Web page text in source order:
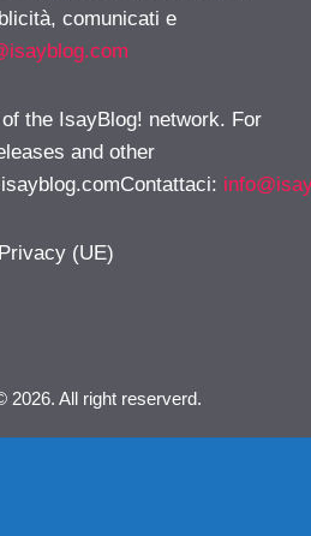
comunicati e
the IsayBlog! network. For
and other
:
(UE)
2026. All right reserverd.